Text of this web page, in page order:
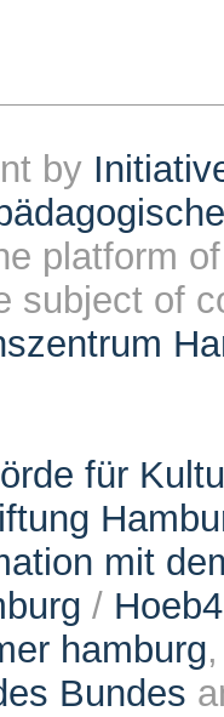
by
platform
subject of
für
mit
/
hamburg
Bundes